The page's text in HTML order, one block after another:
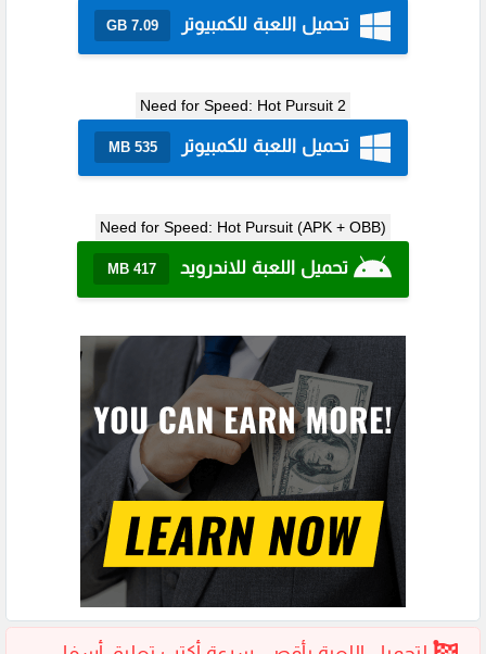
تحميل اللعبة للكمبيوتر 7.09 GB
Need for Speed: Hot Pursuit 2
تحميل اللعبة للكمبيوتر 535 MB
Need for Speed: Hot Pursuit (APK + OBB)
تحميل اللعبة للاندرويد 417 MB